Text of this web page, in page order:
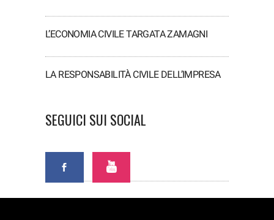
L’ECONOMIA CIVILE TARGATA ZAMAGNI
LA RESPONSABILITÀ CIVILE DELL’IMPRESA
SEGUICI SUI SOCIAL